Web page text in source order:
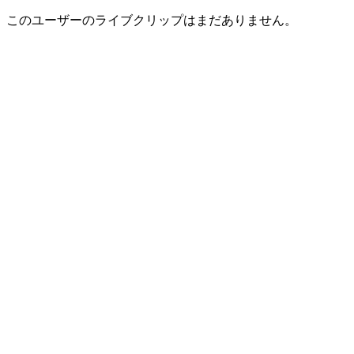
このユーザーのライブクリップはまだありません。